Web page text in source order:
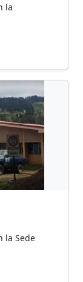
la
la Sede